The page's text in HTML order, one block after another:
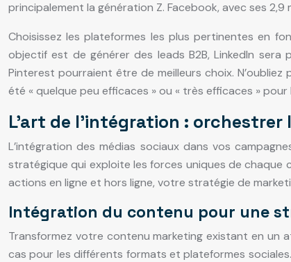
principalement la génération Z. Facebook, avec ses
Choisissez les plateformes les plus pertinentes en
objectif est de générer des leads B2B, LinkedIn
Pinterest pourraient être de meilleurs choix.
été « quelque peu efficaces » ou « très efficaces »
L’art de l’intégration :
L’intégration des médias sociaux dans vos
stratégique qui exploite les forces uniques de
actions en ligne et hors ligne, votre stratégie de
Intégration du contenu pour une
Transformez votre contenu marketing existant en un
cas pour les différents formats et plateformes